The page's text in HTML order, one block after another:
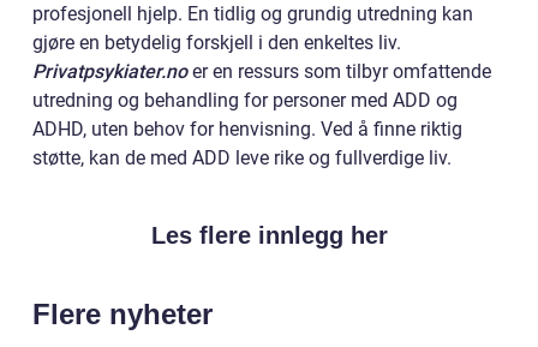
profesjonell hjelp. En tidlig og grundig utredning kan
gjøre en betydelig forskjell i den enkeltes liv.
Privatpsykiater.noer en ressurs som tilbyr omfattende
utredning og behandling for personer med ADD og
ADHD, uten behov for henvisning. Ved å finne riktig
støtte, kan de med ADD leve rike og fullverdige liv.
Les flere innlegg her
Flere nyheter